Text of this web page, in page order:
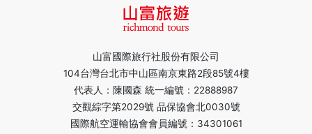
山富國際旅行社股份有限公司
104台灣台北市中山區南京東路2段85號4樓
代表人：陳國森 統一編號：22888987
交觀綜字第2029號 品保協會北0030號
國際航空運輸協會會員編號：34301061